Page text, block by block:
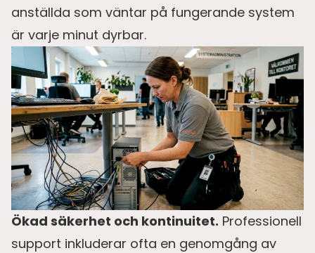
anställda som väntar på fungerande system
är varje minut dyrbar.
Ökad säkerhet och kontinuitet. Professionell
support inkluderar ofta en genomgång av